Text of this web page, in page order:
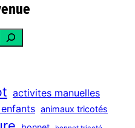
activites manuelles
animaux tricotés